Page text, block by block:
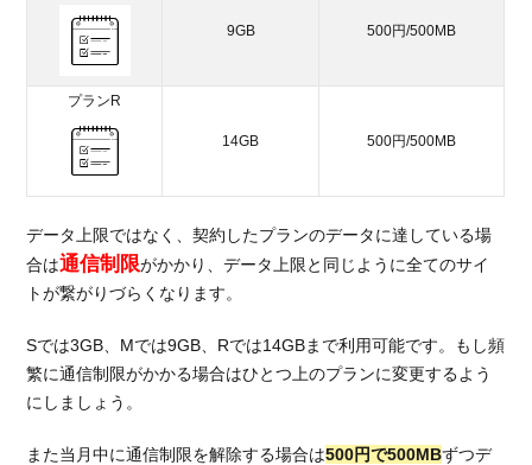
9GB 500円/500MB
プランR
14GB 500円/500MB
データ上限ではなく、契約したプランのデータに達している場
合は通信制限がかかり、データ上限と同じように全てのサイ
トが繋がりづらくなります。
Sでは3GB、Mでは9GB、Rでは14GBまで利用可能です。もし頻
繁に通信制限がかかる場合はひとつ上のプランに変更するよう
にしましょう。
また当月中に通信制限を解除する場合は500円で500MBずつデ